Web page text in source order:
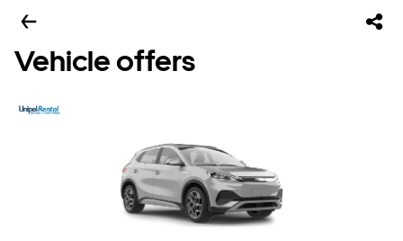
Vehicle offers